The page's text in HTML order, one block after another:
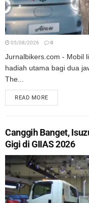
05/08/2026 0
Jurnalbikers.com - Mobil
hadiah utama bagi dua
The...
READ MORE
Canggih Banget,
Gigi di GIIAS 2026